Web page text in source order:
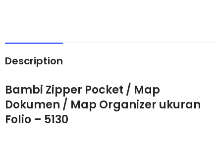
Description
Bambi Zipper Pocket / Map
Dokumen / Map Organizer ukuran
Folio – 5130